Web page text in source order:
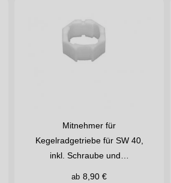
Mitnehmer für
Kegelradgetriebe für SW 40,
inkl. Schraube und…
ab 8,90 €